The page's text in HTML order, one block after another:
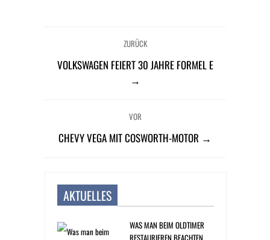
ZURÜCK
VOLKSWAGEN FEIERT 30 JAHRE FORMEL E
→
VOR
CHEVY VEGA MIT COSWORTH-MOTOR →
AKTUELLES
WAS MAN BEIM OLDTIMER
RESTAURIEREN BEACHTEN